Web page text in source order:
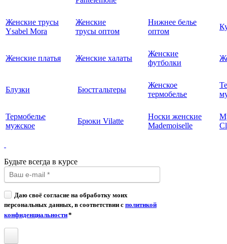
Женские трусы
Ysabel Mora
Женские
трусы оптом
Нижнее белье
оптом
Женские платья Женские халаты
Женские
футболки
Блузки Бюстгальтеры
Женское
термобелье
Термобелье
мужское
Брюки Vilatte
Носки женские
Mademoiselle
Будьте всегда в курсе
Даю своё согласие на обработку моих
персональных данных, в соответствии с политикой
конфиденциальности*